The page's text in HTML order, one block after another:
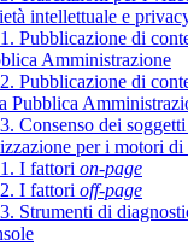
intellettuale e
Pubblicazione di
Amministrazione
Pubblicazione di
Pubblica
Consenso dei
per i motori di
I fattori on-page
I fattori off-page
Strumenti di